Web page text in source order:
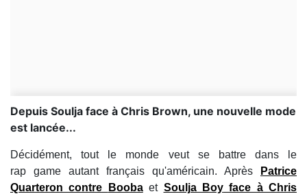
Depuis Soulja face à Chris Brown, une nouvelle mode
est lancée...
Décidément, tout le monde veut se battre dans le
rap game autant français qu'américain. Après
Patrice
Quarteron contre Boobaet Soulja Boyface à Chris